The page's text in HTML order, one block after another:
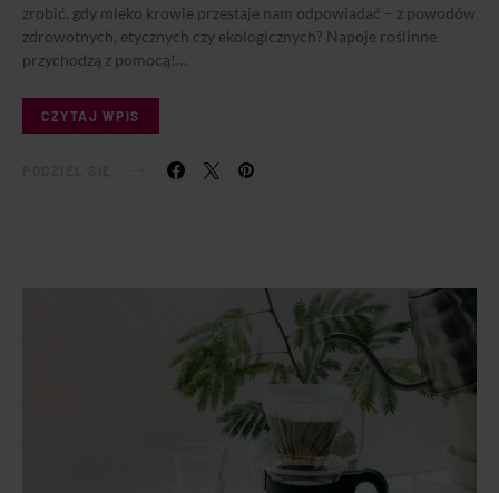
zrobić, gdy mleko krowie przestaje nam odpowiadać – z powodów
zdrowotnych, etycznych czy ekologicznych? Napoje roślinne
przychodzą z pomocą!…
CZYTAJ WPIS